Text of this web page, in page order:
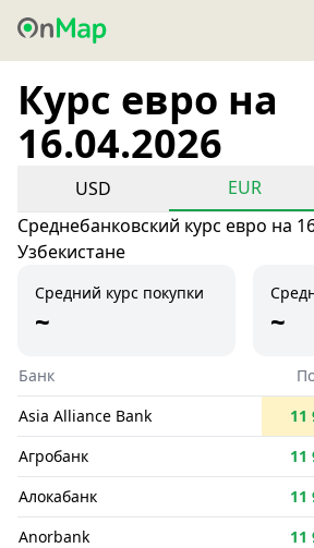
Курс евро на
16.04.2026
USD EUR
Среднебанковский курс евро на
Узбекистане
Средний курс покупки
~ ~
Банк
Asia Alliance Bank
11
Агробанк 11
Алокабанк 11
Anorbank 11